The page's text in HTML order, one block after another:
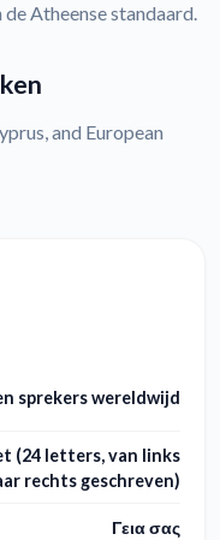
Atheense standaard.
and European
sprekers wereldwijd
(24 letters, van links
rechts geschreven)
Γεια σας